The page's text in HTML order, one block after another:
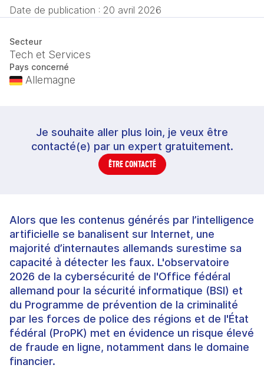
Date de publication : 20 avril 2026
Secteur
Tech et Services
Pays concerné
Allemagne
Je souhaite aller plus loin, je veux être
contacté(e) par un expert gratuitement.
ÊTRE CONTACTÉ
Alors que les contenus générés par l’intelligence
artificielle se banalisent sur Internet, une
majorité d’internautes allemands surestime sa
capacité à détecter les faux. L'observatoire
2026 de la cybersécurité de l'Office fédéral
allemand pour la sécurité informatique (BSI) et
du Programme de prévention de la criminalité
par les forces de police des régions et de l'État
fédéral (ProPK) met en évidence un risque élevé
de fraude en ligne, notamment dans le domaine
financier.